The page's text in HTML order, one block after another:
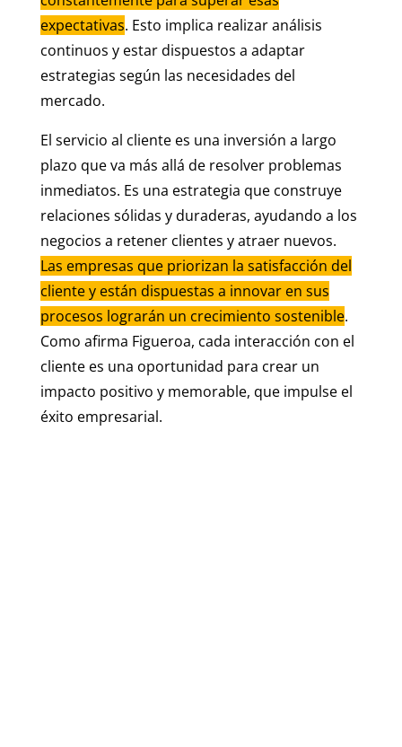
expectativas. Esto implica realizar análisis
continuos y estar dispuestos a adaptar
estrategias según las necesidades del
mercado.
El servicio al cliente es una inversión a largo
plazo que va más allá de resolver problemas
inmediatos. Es una estrategia que construye
relaciones sólidas y duraderas, ayudando a los
negocios a retener clientes y atraer nuevos.
Las empresas que priorizan la satisfacción del
cliente y están dispuestas a innovar en sus
procesos lograrán un crecimiento sostenible.
Como afirma Figueroa, cada interacción con el
cliente es una oportunidad para crear un
impacto positivo y memorable, que impulse el
éxito empresarial.